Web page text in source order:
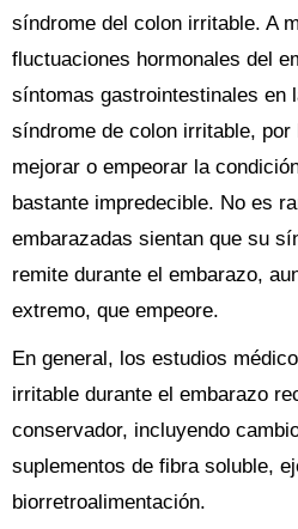
síndrome del colon irritable. A
fluctuaciones hormonales del
síntomas gastrointestinales en
síndrome de colon irritable,
mejorar o empeorar la
bastante impredecible. No es
embarazadas sientan que su
remite durante el embarazo,
extremo, que empeore.
En general, los estudios
irritable durante el embarazo
conservador, incluyendo
suplementos de fibra soluble,
biorretroalimentación.